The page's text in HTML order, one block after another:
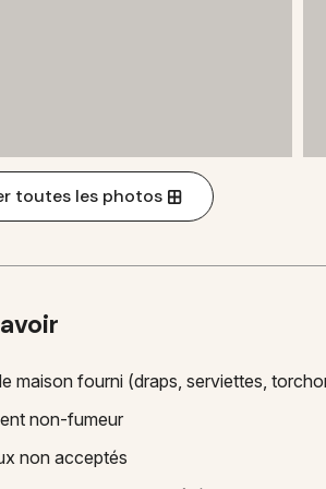
toutes les photos
maison fourni (draps, serviettes,
non-fumeur
non acceptés